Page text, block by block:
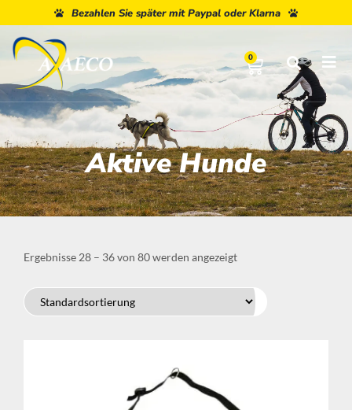
Bezahlen Sie später mit Paypal oder Klarna
0
Aktive Hunde
Ergebnisse 28 – 36 von 80 werden angezeigt